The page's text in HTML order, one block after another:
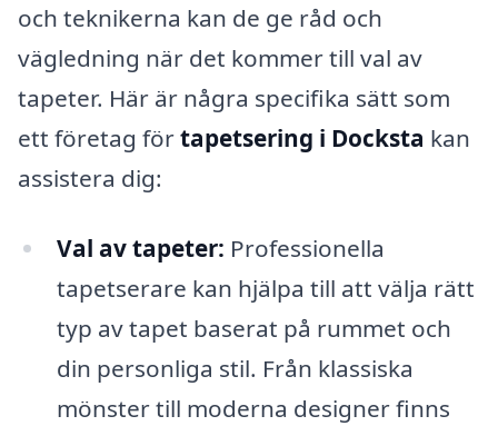
och teknikerna kan de ge råd och
vägledning när det kommer till val av
tapeter. Här är några specifika sätt som
ett företag förtapetsering i Docksta kan
assistera dig:
Val av tapeter: Professionella
tapetserare kan hjälpa till att välja rätt
typ av tapet baserat på rummet och
din personliga stil. Från klassiska
mönster till moderna designer finns